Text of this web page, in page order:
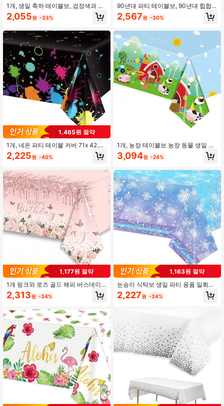
1개, 생일 축하 테이블보, 검정색과 금
색 직사각형 테이블 커버 BBQ, 차 파
티, 기념일, 휴일 파티 남녀 90세, 80
일 장식, 개학, 발렌타인데이용
2,055원 -33%
1,465원 절약
1개, 네온 파티 테이블 커버 71x 42.5
인치 네온 파티 테이블보 네온 빛나는
파티 테이블 장식 네온 생일 파티, 블
인데이
2,225원 -40%
1,177원 절약
1개 핑크와 로즈 골드 해피 버스데이
프린트 테이블보, 글리터 라인스톤 테
이블 커버 파티 글리터 테이블 보, 여
시퀸 프린트 플라스틱 테이블보
2,313원 -34%
90년대 파티 테이블보, 90년대 힙합
파티 생일 테이블 커버 1990년대 테마
파티 장식, 식기, 테이블 장식 용품, 19
품, 크리스마스
2,567원 -30%
1개, 농장 테이블보 농장 동물 생일 파
티 용품 양장 테마 파티 장식 농가 소
말 양 장식 생일 파티 데코레이션 Bac
형 테이블 커버
3,094원 -24%
1,163원 절약
눈송이 식탁보 생일 파티 용품 일회용
플라스틱 눈송이 테이블 커버 파란색
과 흰색 겨울 원더랜드 테마 생일 파티
2,227원 -34%